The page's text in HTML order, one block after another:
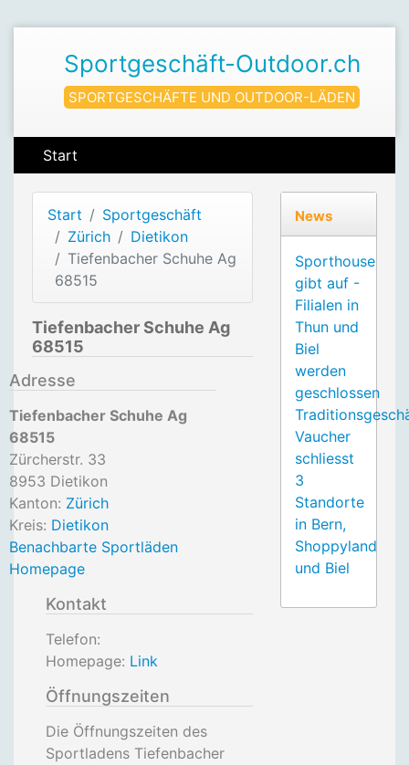
Sportgeschäft-Outdoor.ch
SPORTGESCHÄFTE UND OUTDOOR-LÄDEN
Start
Start
Sportgeschäft
Zürich
Dietikon
Tiefenbacher Schuhe Ag
68515
Tiefenbacher Schuhe Ag
68515
Adresse
Tiefenbacher Schuhe Ag
68515
Zürcherstr. 33
8953 Dietikon
Kanton: Zürich
Kreis: Dietikon
Benachbarte Sportläden
Homepage
Kontakt
Telefon:
Homepage: Link
Öffnungszeiten
Die Öffnungszeiten des
Sportladens Tiefenbacher
News
Sporthouse
gibt auf -
Filialen in
Thun und
Biel
werden
geschlossen
Vaucher
schliesst
3
Standorte
in Bern,
Shoppyland
und Biel